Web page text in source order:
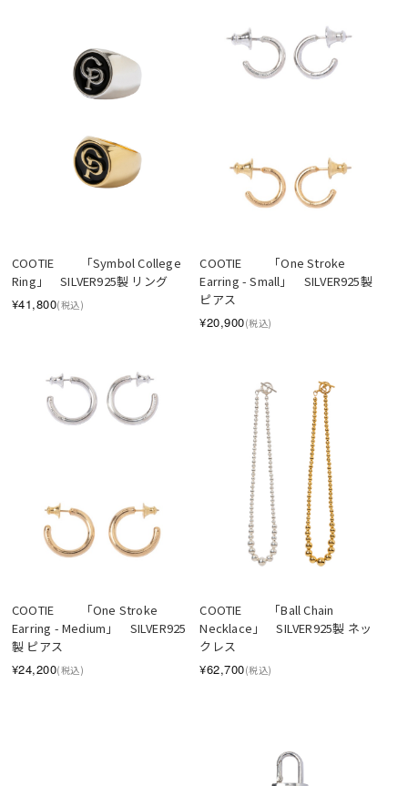
COOTIE 　　「Symbol College
Ring」　SILVER925製 リング
¥41,800(税込)
COOTIE 　　「One Stroke
Earring - Small」　SILVER925製
ピアス
¥20,900(税込)
COOTIE 　　「One Stroke
Earring - Medium」　SILVER925
製 ピアス
¥24,200(税込)
COOTIE 　　「Ball Chain
Necklace」　SILVER925製 ネッ
クレス
¥62,700(税込)